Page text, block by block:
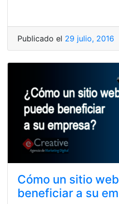
Publicado el 29 julio, 2016
Cómo un sitio
beneficiar a su